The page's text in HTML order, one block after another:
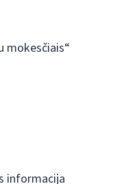
mokesčiais“
informacija